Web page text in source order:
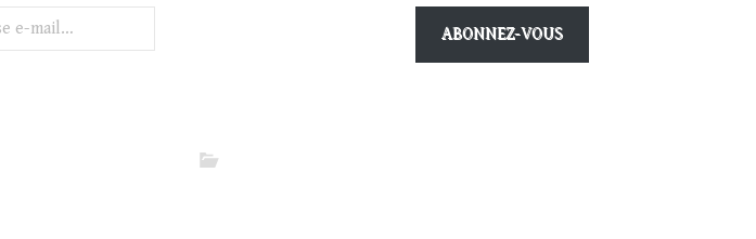
ABONNEZ-VOUS